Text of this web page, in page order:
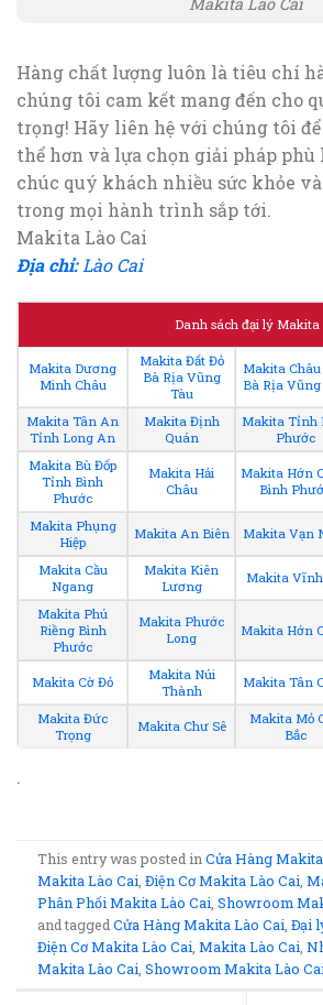
Hàng chất lượng luôn là tiêu chí
chúng tôi cam kết mang đến cho
trọng! Hãy liên hệ với chúng tôi
thể hơn và lựa chọn giải pháp
chúc quý khách nhiều sức khỏe
trong mọi hành trình sắp tới.
Makita Lào Cai
Địa chỉ: Lào Cai
Danh sách đại lý Makita
Makita Dương
Minh Châu
Makita Đất Đỏ
Bà Rịa Vũng
Tàu
Makita
Bà Rịa Vũng
Makita Tân An
Tỉnh Long An
Makita Định
Quán
Makita Tỉnh
Phước
Makita Bù Đốp
Tỉnh Bình
Phước
Makita Hải
Châu
Makita Hớn
Bình
Makita Phụng
Hiệp
Makita An Biên Makita Vạn
Makita Cầu
Ngang
Makita Kiên
Lương
Makita
Makita Phú
Riềng Bình
Phước
Makita Phước
Long
Makita Hớn
Makita Cờ Đỏ
Makita Núi
Thành
Makita Tân
Makita Đức
Trọng
Makita Chư Sê
Makita Mỏ
Bắc
.
This entry was posted inCửa Hàng
Makita Lào Cai,Điện Cơ Makita Lào Cai,
Phân Phối Makita Lào Cai,Showroom
and taggedCửa Hàng Makita Lào Cai,Đại
Điện Cơ Makita Lào Cai,Makita Lào Cai,
Makita Lào Cai,Showroom Makita Lào